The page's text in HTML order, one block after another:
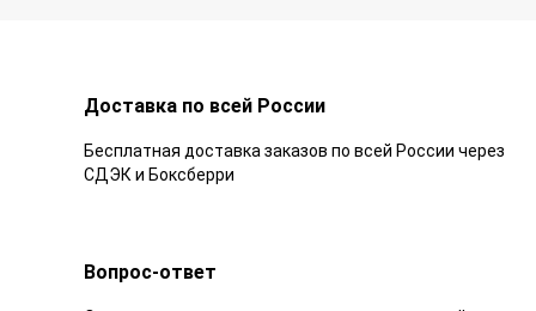
Доставка по всей России
Бесплатная доставка заказов по всей России через
СДЭК и Боксберри
Вопрос-ответ